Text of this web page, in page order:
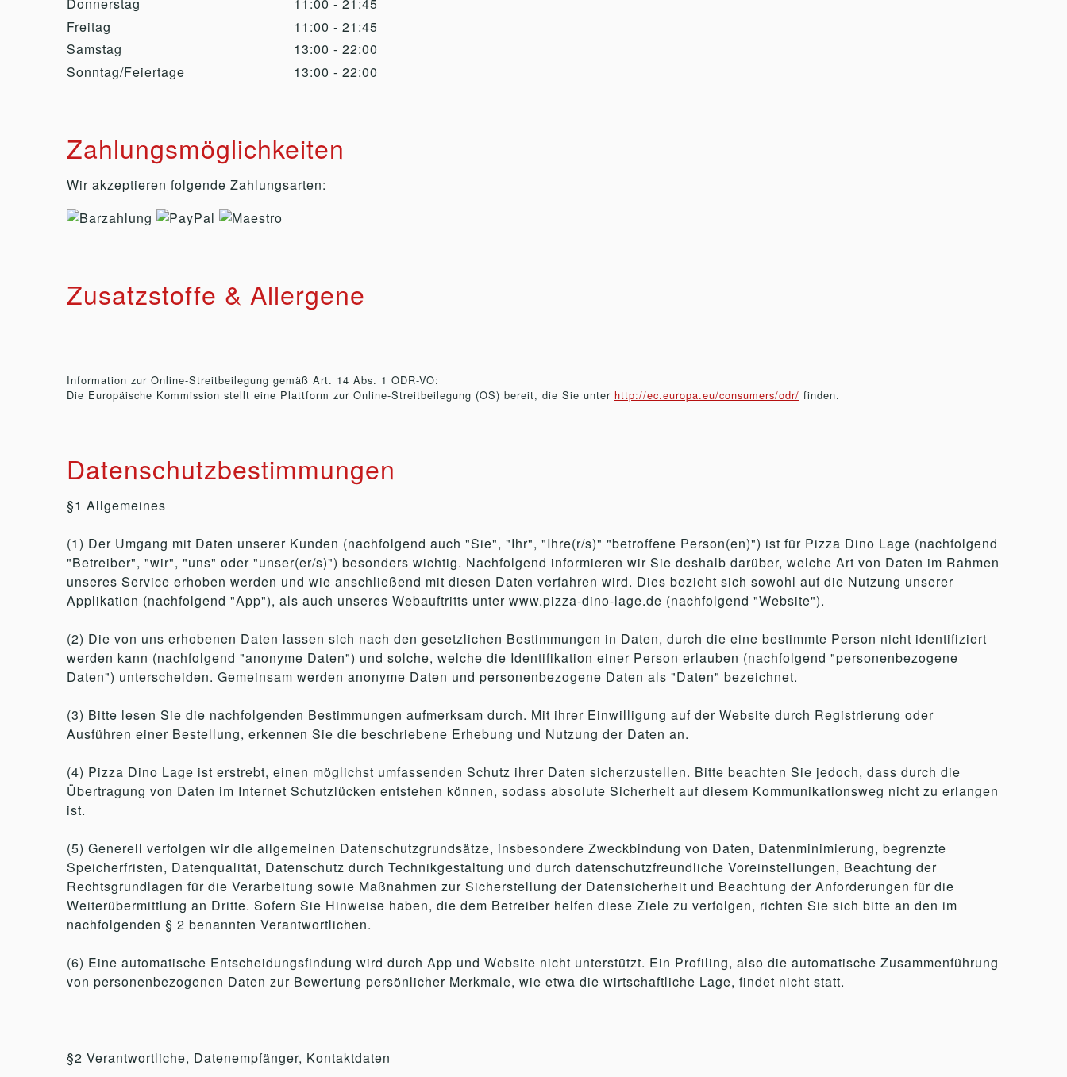
Freitag
11:00 - 21:45
Samstag
13:00 - 22:00
Sonntag/Feiertage
13:00 - 22:00
Zahlungsmöglichkeiten
Wir akzeptieren folgende Zahlungsarten:
Zusatzstoffe & Allergene
Information zur Online-Streitbeilegung gemäß Art. 14 Abs. 1 ODR-VO:
Die Europäische Kommission stellt eine Plattform zur Online-Streitbeilegung (OS) bereit, die Sie unter http://ec.europa.eu/consumers/odr/ finden.
Datenschutzbestimmungen
§1 Allgemeines
(1) Der Umgang mit Daten unserer Kunden (nachfolgend auch "Sie", "Ihr", "Ihre(r/s)" "betroffene Person(en)") ist für Pizza Dino Lage (nachfolgend
"Betreiber", "wir", "uns" oder "unser(er/s)") besonders wichtig. Nachfolgend informieren wir Sie deshalb darüber, welche Art von Daten im Rahmen
unseres Service erhoben werden und wie anschließend mit diesen Daten verfahren wird. Dies bezieht sich sowohl auf die Nutzung unserer
Applikation (nachfolgend "App"), als auch unseres Webauftritts unter www.pizza-dino-lage.de (nachfolgend "Website").
(2) Die von uns erhobenen Daten lassen sich nach den gesetzlichen Bestimmungen in Daten, durch die eine bestimmte Person nicht identifiziert
werden kann (nachfolgend "anonyme Daten") und solche, welche die Identifikation einer Person erlauben (nachfolgend "personenbezogene
Daten") unterscheiden. Gemeinsam werden anonyme Daten und personenbezogene Daten als "Daten" bezeichnet.
(3) Bitte lesen Sie die nachfolgenden Bestimmungen aufmerksam durch. Mit ihrer Einwilligung auf der Website durch Registrierung oder
Ausführen einer Bestellung, erkennen Sie die beschriebene Erhebung und Nutzung der Daten an.
(4) Pizza Dino Lage ist erstrebt, einen möglichst umfassenden Schutz ihrer Daten sicherzustellen. Bitte beachten Sie jedoch, dass durch die
Übertragung von Daten im Internet Schutzlücken entstehen können, sodass absolute Sicherheit auf diesem Kommunikationsweg nicht zu erlangen
ist.
(5) Generell verfolgen wir die allgemeinen Datenschutzgrundsätze, insbesondere Zweckbindung von Daten, Datenminimierung, begrenzte
Speicherfristen, Datenqualität, Datenschutz durch Technikgestaltung und durch datenschutzfreundliche Voreinstellungen, Beachtung der
Rechtsgrundlagen für die Verarbeitung sowie Maßnahmen zur Sicherstellung der Datensicherheit und Beachtung der Anforderungen für die
Weiterübermittlung an Dritte. Sofern Sie Hinweise haben, die dem Betreiber helfen diese Ziele zu verfolgen, richten Sie sich bitte an den im
nachfolgenden § 2 benannten Verantwortlichen.
(6) Eine automatische Entscheidungsfindung wird durch App und Website nicht unterstützt. Ein Profiling, also die automatische Zusammenführung
von personenbezogenen Daten zur Bewertung persönlicher Merkmale, wie etwa die wirtschaftliche Lage, findet nicht statt.
§2 Verantwortliche, Datenempfänger, Kontaktdaten